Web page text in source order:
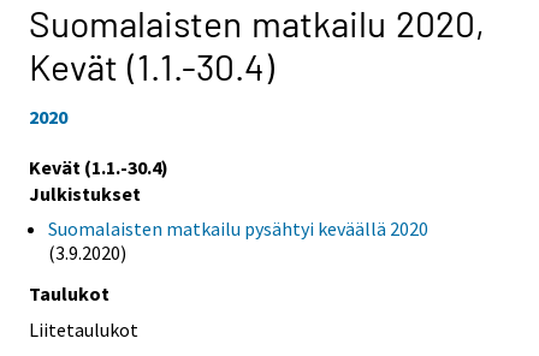
Suomalaisten matkailu 2020,
Kevät (1.1.-30.4)
2020
Kevät (1.1.-30.4)
Julkistukset
Suomalaisten matkailu pysähtyi keväällä 2020
(3.9.2020)
Taulukot
Liitetaulukot